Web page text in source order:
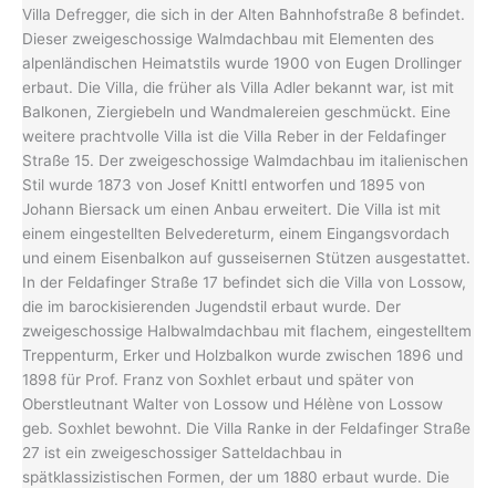
Villa Defregger, die sich in der Alten Bahnhofstraße 8 befindet.
Dieser zweigeschossige Walmdachbau mit Elementen des
alpenländischen Heimatstils wurde 1900 von Eugen Drollinger
erbaut. Die Villa, die früher als Villa Adler bekannt war, ist mit
Balkonen, Ziergiebeln und Wandmalereien geschmückt. Eine
weitere prachtvolle Villa ist die Villa Reber in der Feldafinger
Straße 15. Der zweigeschossige Walmdachbau im italienischen
Stil wurde 1873 von Josef Knittl entworfen und 1895 von
Johann Biersack um einen Anbau erweitert. Die Villa ist mit
einem eingestellten Belvedereturm, einem Eingangsvordach
und einem Eisenbalkon auf gusseisernen Stützen ausgestattet.
In der Feldafinger Straße 17 befindet sich die Villa von Lossow,
die im barockisierenden Jugendstil erbaut wurde. Der
zweigeschossige Halbwalmdachbau mit flachem, eingestelltem
Treppenturm, Erker und Holzbalkon wurde zwischen 1896 und
1898 für Prof. Franz von Soxhlet erbaut und später von
Oberstleutnant Walter von Lossow und Hélène von Lossow
geb. Soxhlet bewohnt. Die Villa Ranke in der Feldafinger Straße
27 ist ein zweigeschossiger Satteldachbau in
spätklassizistischen Formen, der um 1880 erbaut wurde. Die